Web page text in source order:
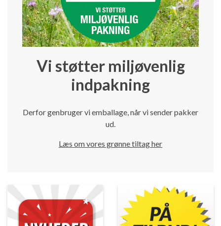
Vi støtter miljøvenlig
indpakning
Derfor genbruger vi emballage, når vi sender pakker
ud.
Læs om vores grønne tiltag her